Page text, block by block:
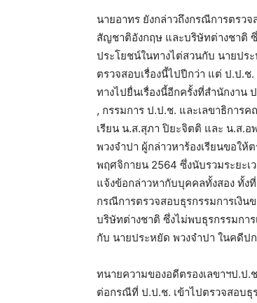
นายอาทร ยังกล่าวถึงกรณีการตรว
สัญชาติอังกฤษ และบริษัทต่างชาติ
ประโยชน์ในทางไต่สวนกับ นายปร
ตรวจสอบเรื่องนี้ไปปีกว่า แต่ ป.ป.
ทางไปยื่นเรื่องนี้อีกครั้งที่สำนักงา
, กรรมการ ป.ป.ช. และเลขาธิการค
เรียน น.ส.สุภา ปิยะจิตติ และ น.ส.
พวงจำปา ผู้กล่าวหาร้องเรียนขอใ
พฤศจิกายน 2564 ซึ่งนับรวมระยะเ
แจ้งข้อกล่าวหากับบุคคลทั้งสอง ทั้ง
กรณีการตรวจสอบธุรกรรมการเงิ
บริษัทต่างชาติ ซึ่งไม่พบธุรกรรมกา
กับ นายประหยัด พวงจำปา ในคดีป
ทนายความของอดีตรองเลขาฯป.ป.
ต่อกรณีที่ ป.ป.ช. เข้าไปตรวจสอบธุ